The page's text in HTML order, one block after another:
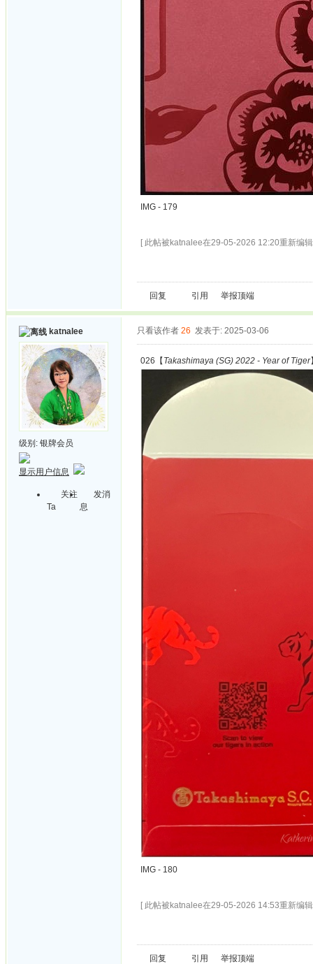
IMG - 179
[ 此帖被katnalee在29-05-2026 12:20重新编
回复 引用 举报顶端
katnalee
级别: 银牌会员
显示用户信息
关注
Ta
发消
息
只看该作者 26 发表于: 2025-03-06
026【 Takashimaya (SG) 2022 - Year of Tiger
IMG - 180
[ 此帖被katnalee在29-05-2026 14:53重新编
回复 引用 举报顶端